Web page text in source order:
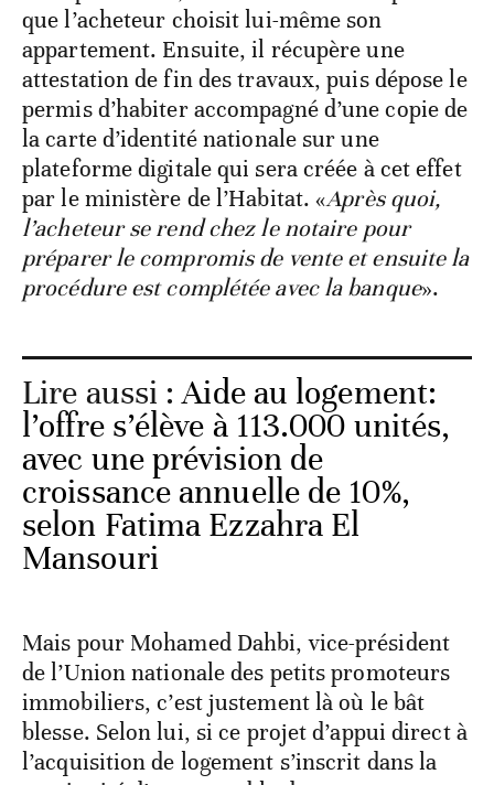
que l’acheteur choisit lui-même son
appartement. Ensuite, il récupère une
attestation de fin des travaux, puis dépose le
permis d’habiter accompagné d’une copie de
la carte d’identité nationale sur une
plateforme digitale qui sera créée à cet effet
par le ministère de l’Habitat. «Après quoi,
l’acheteur se rend chez le notaire pour
préparer le compromis de vente et ensuite la
procédure est complétée avec la banque».
Lire aussi :Aide au logement:
l’offre s’élève à 113.000 unités,
avec une prévision de
croissance annuelle de 10%,
selon Fatima Ezzahra El
Mansouri
Mais pour Mohamed Dahbi, vice-président
de l’Union nationale des petits promoteurs
immobiliers, c’est justement là où le bât
blesse. Selon lui, si ce projet d’appui direct à
l’acquisition de logement s’inscrit dans la